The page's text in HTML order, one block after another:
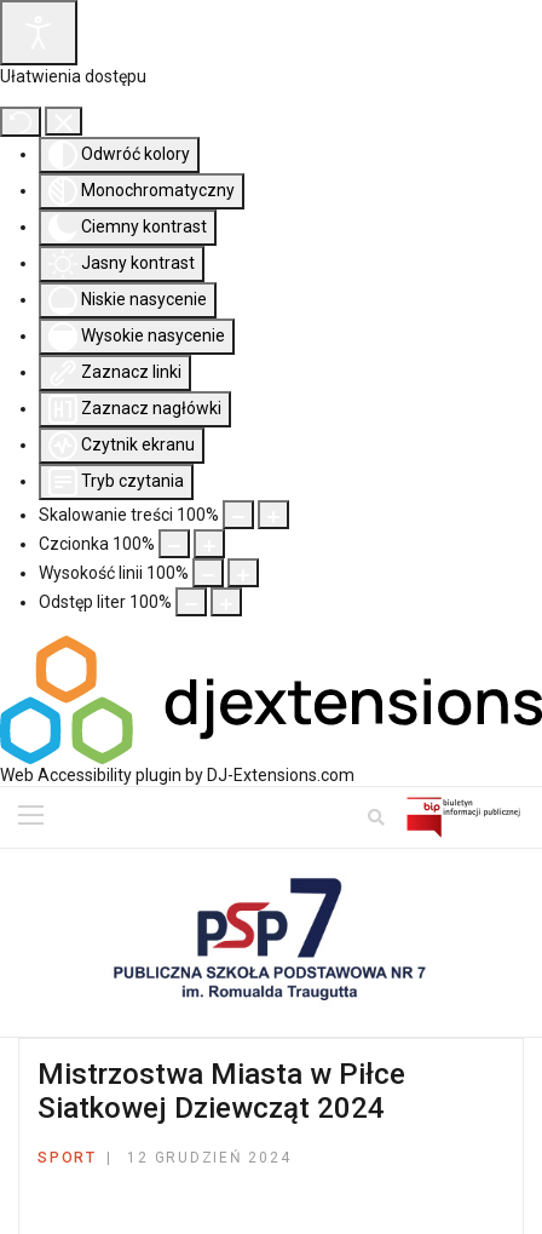
Ułatwienia dostępu
Odwróć kolory
Monochromatyczny
Ciemny kontrast
Jasny kontrast
Niskie nasycenie
Wysokie nasycenie
Zaznacz linki
Zaznacz nagłówki
Czytnik ekranu
Tryb czytania
Skalowanie treści 100%
Czcionka 100%
Wysokość linii 100%
Odstęp liter 100%
Web Accessibility plugin by DJ-Extensions.com
Mistrzostwa Miasta w Piłce
Siatkowej Dziewcząt 2024
SPORT 12 GRUDZIEŃ 2024